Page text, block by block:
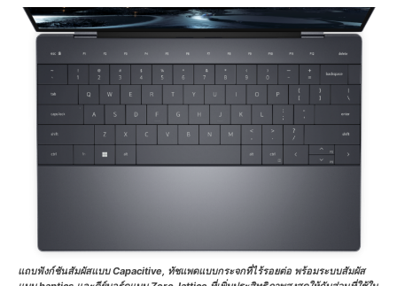
แถบฟังก์ชันสัมผัสแบบ Capacitive, ทัชแพดแบบกระจกที่ไร้รอยต่อ พร้อมระบบสัมผัส